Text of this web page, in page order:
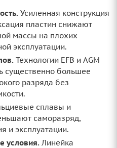
Усиленная конструкция
пластин снижают
массы на плохих
эксплуатации.
Технологии EFB и AGM
существенно большее
разряда без
сплавы и
саморазряд,
и эксплуатации.
условия. Линейка